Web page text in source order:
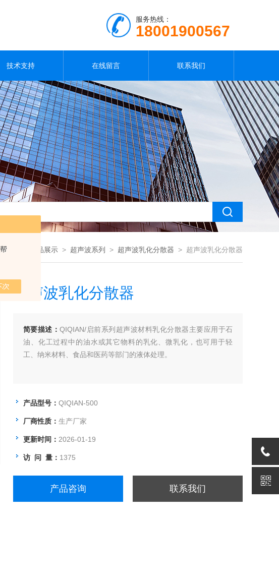
服务热线：
18001900567
技术支持 在线留言 联系我们
首页 产品展示 > 超声波系列 > 超声波乳化分散器 > 超声波乳化分散器
超声波乳化分散器
简要描述：QIQIAN/启前系列超声波材料乳化分散器主要应用于石
油、化工过程中的油水或其它物料的乳化、微乳化，也可用于轻
工、纳米材料、食品和医药等部门的液体处理。
产品型号： QIQIAN-500
厂商性质： 生产厂家
更新时间： 2026-01-19
访 问 量： 1375
产品咨询 联系我们